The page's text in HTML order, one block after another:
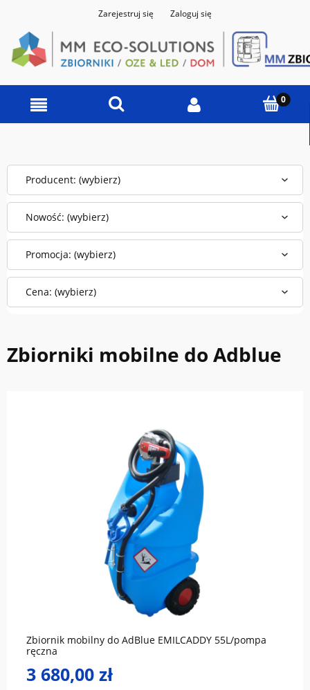
Zarejestruj się Zaloguj się
Producent: (wybierz)
Cena: (wybierz)
Nowość: (wybierz)
Promocja: (wybierz)
Zbiorniki mobilne do Adblue
Zbiornik mobilny do AdBlue EMILCADDY 55L/pompa
ręczna
3 680,00 zł
do koszyka